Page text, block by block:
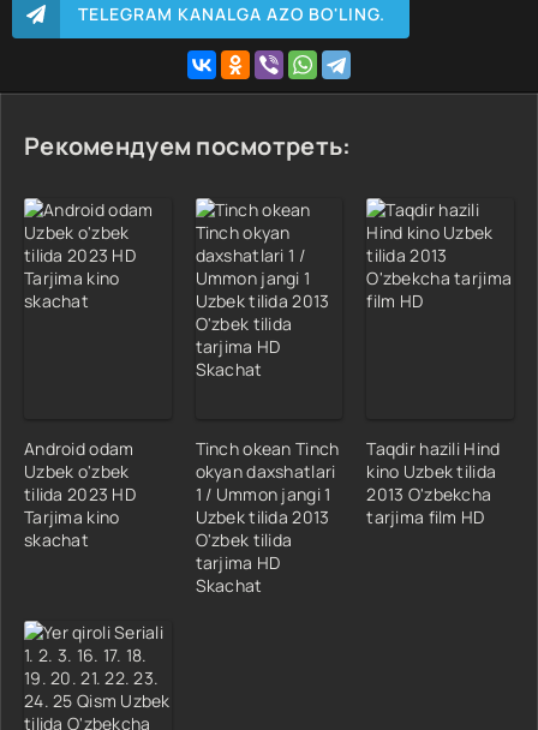
TELEGRAM KANALGA AZO BO'LING.
Рекомендуем посмотреть:
Android odam
Uzbek o'zbek
tilida 2023 HD
Tarjima kino
skachat
Tinch okean Tinch
okyan daxshatlari
1 / Ummon jangi 1
Uzbek tilida 2013
O'zbek tilida
tarjima HD
Skachat
Taqdir hazili Hind
kino Uzbek tilida
2013 O'zbekcha
tarjima film HD